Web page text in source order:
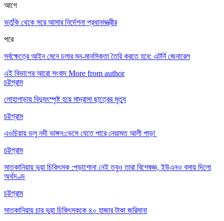
আগে
ভর্তুকি থেকে সরে আসার নির্দেশনা প্রধানমন্ত্রীর
পরে
সর্বক্ষেত্রে আইন মেনে চলার মন-মানসিকতা তৈরি করতে হবে: এটর্নি জেনারেল
এই বিভাগের আরো সংবাদ More from author
চট্টগ্রাম
লোহাগাড়ায় বিদ্যুৎস্পৃষ্ট হয়ে মাদ্রাসা ছাত্রের মৃত্যু
চট্টগ্রাম
এওচিয়ায় ডলু নদী ভাঙ্গন:ভেসে যেতে পারে নেয়ামত আলী পাড়া
চট্টগ্রাম
সাতকানিয়ায় ভূয়া চিকিৎসক :পড়াশোনা নেই তবুও তারা বিশেষজ্ঞ, ইউএনও বসায় দিলো
অর্থদণ্ড
চট্টগ্রাম
সাতকানিয়ায় চার ভুয়া চিকিৎসককে ৪০ হাজার টাকা জরিমানা